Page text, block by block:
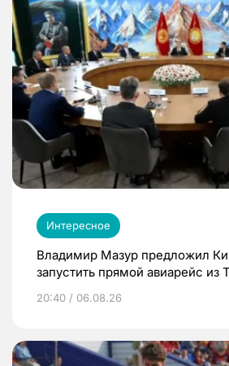
Интересное
Владимир Мазур предложил
запустить прямой авиарейс из
20:40 / 06.08.26